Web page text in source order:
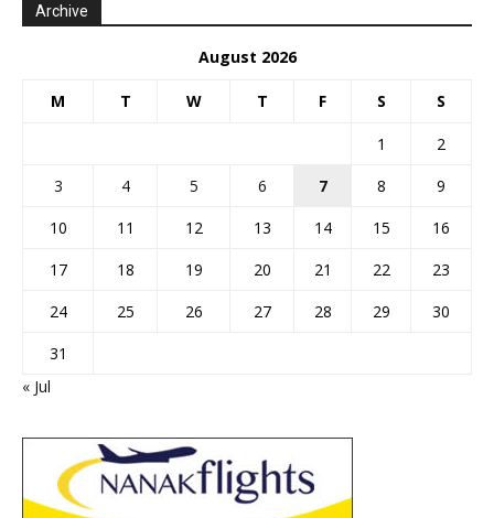
Archive
August 2026
M T W T F S S
1
2
3
4 5 6 7 8
9
10
11 12 13 14 15
16
17
18 19 20 21 22
23
24
25 26 27 28 29
30
31
« Jul